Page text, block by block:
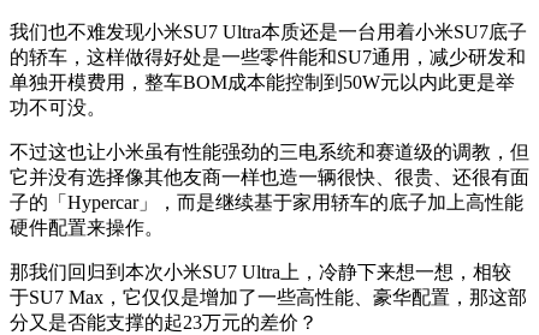
我们也不难发现小米SU7 Ultra本质还是一台用着小米SU7底子
的轿车，这样做得好处是一些零件能和SU7通用，减少研发和
单独开模费用，整车BOM成本能控制到50W元以内此更是举
功不可没。
不过这也让小米虽有性能强劲的三电系统和赛道级的调教，但
它并没有选择像其他友商一样也造一辆很快、很贵、还很有面
子的「Hypercar」，而是继续基于家用轿车的底子加上高性能
硬件配置来操作。
那我们回归到本次小米SU7 Ultra上，冷静下来想一想，相较
于SU7 Max，它仅仅是增加了一些高性能、豪华配置，那这部
分又是否能支撑的起23万元的差价？